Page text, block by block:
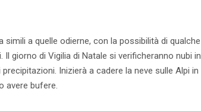
a quelle odierne, con la possibilità di qualche
giorno di Vigilia di Natale si verificheranno nubi in
Inizierà a cadere la neve sulle Alpi in
avere bufere.